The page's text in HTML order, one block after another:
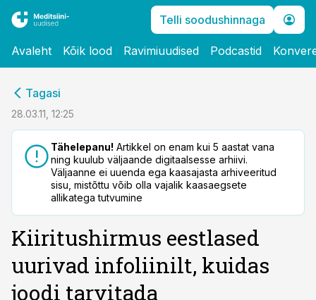
Telli soodushinnaga
Avaleht Kõik lood Ravimiuudised Podcastid
Tagasi
28.03.11, 12:25
Tähelepanu! Artikkel on enam kui 5 aastat vana
ning kuulub väljaande digitaalsesse arhiivi.
Väljaanne ei uuenda ega kaasajasta arhiveeritud
sisu, mistõttu võib olla vajalik kaasaegsete
allikatega tutvumine
Kiiritushirmus eestlased
uurivad infoliinilt, kuidas
joodi tarvitada